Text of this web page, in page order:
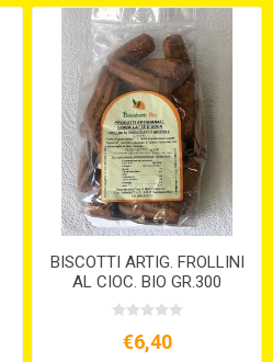
BISCOTTI ARTIG. FROLLINI
AL CIOC. BIO GR.300
VEGANI
€6,40